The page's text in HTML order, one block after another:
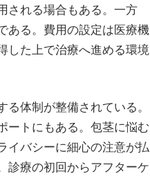
される場合もある。一方
ある。費用の設定は医療機
した上で治療へ進める環境
体制が整備されている。
ートにもある。包茎に悩む
イバシーに細心の注意が払
診療の初回からアフターケ